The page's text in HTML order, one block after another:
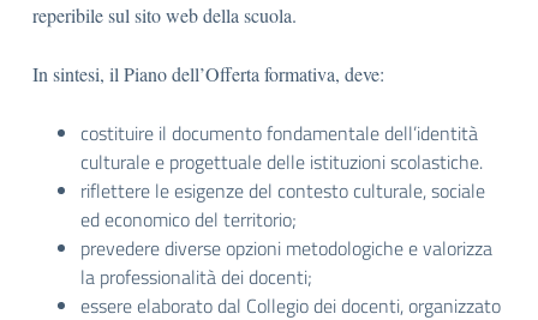
reperibile sul sito web della scuola.
In sintesi, il Piano dell’Offerta formativa, deve:
costituire il documento fondamentale dell’identità
culturale e progettuale delle istituzioni scolastiche.
riflettere le esigenze del contesto culturale, sociale
ed economico del territorio;
prevedere diverse opzioni metodologiche e valorizza
la professionalità dei docenti;
essere elaborato dal Collegio dei docenti, organizzato